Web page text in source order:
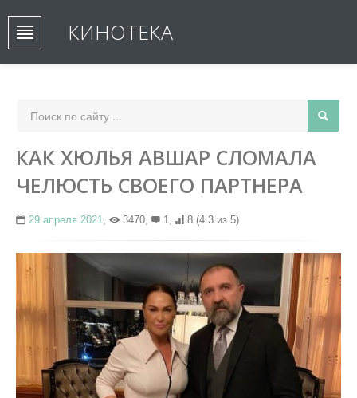
КИНОТЕКА
КАК ХЮЛЬЯ АВШАР СЛОМАЛА
ЧЕЛЮСТЬ СВОЕГО ПАРТНЕРА
29 апреля 2021, 3470, 1, 8 (4.3 из 5)